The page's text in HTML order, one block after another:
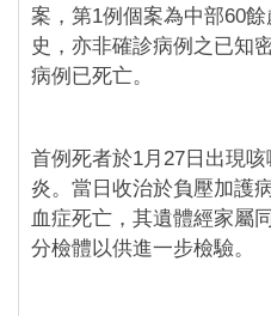
案，第1例個案為中部60
史，亦非確診病例之已知
病例已死亡。
首例死者於1月27日出現
炎。當日收治於負壓加護
血症死亡，其遺體經家屬
分檢體以供進一步檢驗。